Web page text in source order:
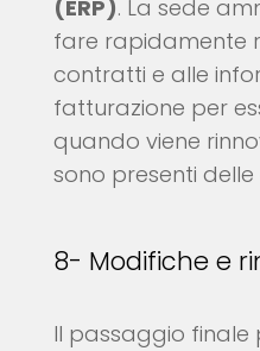
(ERP). La sede
fare rapidamente
contratti e alle
fatturazione per
quando viene
sono presenti
8- Modifiche e
Il passaggio finale